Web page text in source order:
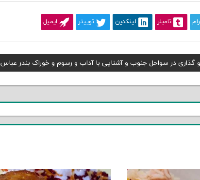
تامبلر لینکدین توییتر ایمیل
در سواحل جنوب و آشنایی با آداب و رسوم و خوراک بندر عباس